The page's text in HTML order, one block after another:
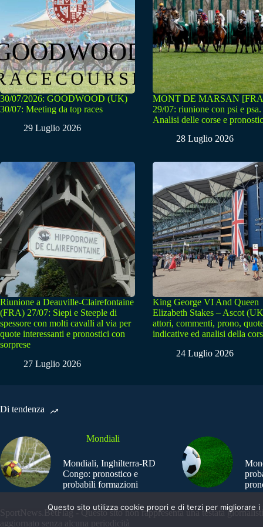
30/07/2026: GOODWOOD (UK)
30/07: Meeting da top races
29 Luglio 2026
MONT DE MARSAN
29/07: riunione con psi e psa.
Analisi delle corse e
28 Luglio 2026
Riunione a Deauville-Clairefontaine
(FRA) 27/07: Siepi e Steeple di
spessore con molti cavalli al via per
quote interessanti e pronostici con
sorprese
27 Luglio 2026
King George VI And Queen
Elizabeth Stakes – Ascot
attori, commenti, prono,
indicative ed analisi della
24 Luglio 2026
Di tendenza
Mondiali
Mondiali, Inghilterra-RD
Congo: pronostico e
probabili formazioni
SportNews.BetFlag - Questo sito non rappresenta una testata
aggiornato senza alcuna periodicità
Questo sito utilizza cookie propri e di terzi per migliorare